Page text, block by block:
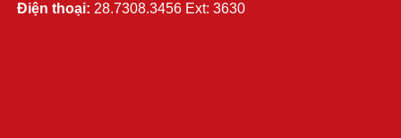
Điện thoại: 28.7308.3456 Ext: 3630